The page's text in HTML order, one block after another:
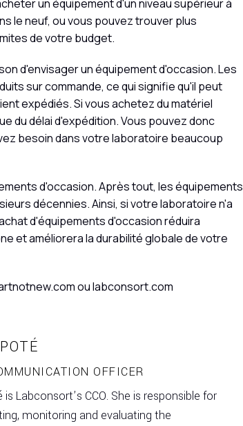
un équipement d'un niveau supérieur à
le neuf, ou vous pouvez trouver plus
de votre budget.
d'envisager un équipement d'occasion. Les
sur commande, ce qui signifie qu'il peut
expédiés. Si vous achetez du matériel
du délai d'expédition. Vous pouvez donc
besoin dans votre laboratoire beaucoup
d'occasion. Après tout, les équipements
décennies. Ainsi, si votre laboratoire n'a
d'équipements d'occasion réduira
et améliorera la durabilité globale de votre
ou labconsort.com
OFFICER
Labconsort’s CCO. She is responsible for
monitoring and evaluating the